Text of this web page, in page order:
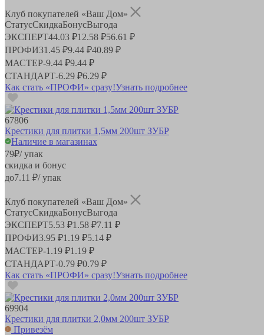
Клуб покупателей «Ваш Дом»
СтатусСкидкаБонусВыгода
ЭКСПЕРТ44.03 ₽12.58 ₽56.61 ₽
ПРОФИ31.45 ₽9.44 ₽40.89 ₽
МАСТЕР-9.44 ₽9.44 ₽
СТАНДАРТ-6.29 ₽6.29 ₽
Как стать «ПРОФИ» сразу!Узнать подробнее
67806
Крестики для плитки 1,5мм 200шт ЗУБР
Наличие в магазинах
79₽/ упак
скидка и бонус
до7.11 ₽/ упак
Клуб покупателей «Ваш Дом»
СтатусСкидкаБонусВыгода
ЭКСПЕРТ5.53 ₽1.58 ₽7.11 ₽
ПРОФИ3.95 ₽1.19 ₽5.14 ₽
МАСТЕР-1.19 ₽1.19 ₽
СТАНДАРТ-0.79 ₽0.79 ₽
Как стать «ПРОФИ» сразу!Узнать подробнее
69904
Крестики для плитки 2,0мм 200шт ЗУБР
Привезём